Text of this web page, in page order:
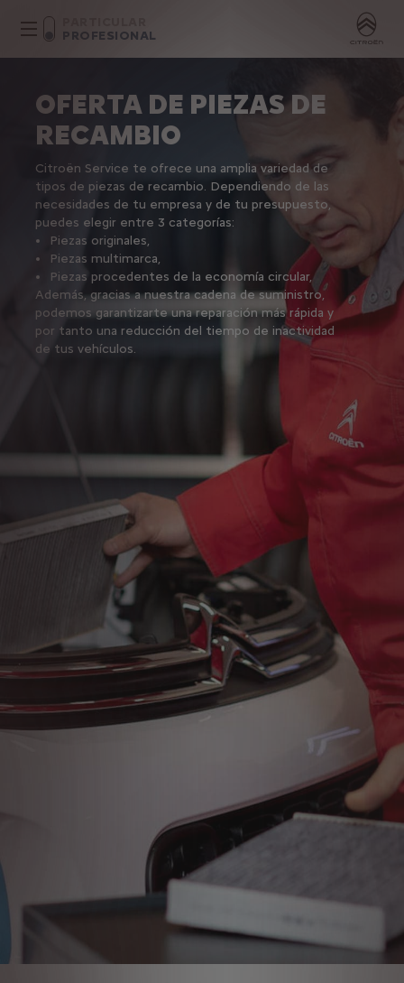
PROFESIONAL
OFERTA DE PIEZAS DE
RECAMBIO
Citroën Service te ofrece una amplia variedad de
tipos de piezas de recambio. Dependiendo de las
necesidades de tu empresa y de tu presupuesto,
puedes elegir entre 3 categorías:
Piezas originales,
Piezas multimarca,
Piezas procedentes de la economía circular,
Además, gracias a nuestra cadena de suministro,
podemos garantizarte una reparación más rápida y
por tanto una reducción del tiempo de inactividad
de tus vehículos.